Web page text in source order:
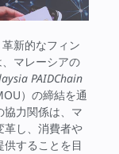
新的なフィン
、マレーシアの
PAIDChain
）の締結を通
協力関係は、マ
革し、消費者や
することを目